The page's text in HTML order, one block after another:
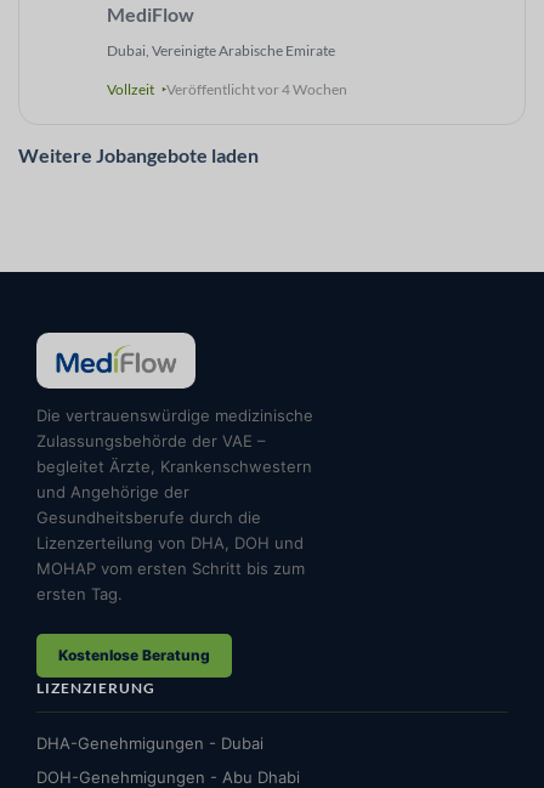
MediFlow
Dubai, Vereinigte Arabische Emirate
Vollzeit Veröffentlicht vor 4 Wochen
Weitere Jobangebote laden
Die vertrauenswürdige medizinische
Zulassungsbehörde der VAE –
begleitet Ärzte, Krankenschwestern
und Angehörige der
Gesundheitsberufe durch die
Lizenzerteilung von DHA, DOH und
MOHAP vom ersten Schritt bis zum
ersten Tag.
Kostenlose Beratung
LIZENZIERUNG
DHA-Genehmigungen - Dubai
DOH-Genehmigungen - Abu Dhabi